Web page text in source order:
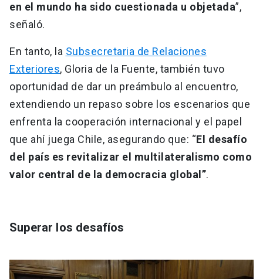
en el mundo ha sido cuestionada u objetada”,
señaló.
En tanto, la Subsecretaria de Relaciones
Exteriores, Gloria de la Fuente, también tuvo
oportunidad de dar un preámbulo al encuentro,
extendiendo un repaso sobre los escenarios que
enfrenta la cooperación internacional y el papel
que ahí juega Chile, asegurando que: “El desafío
del país es revitalizar el multilateralismo como
valor central de la democracia global”.
Superar los desafíos